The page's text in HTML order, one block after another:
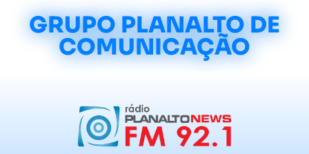
GRUPO PLANALTO DE
COMUNICAÇÃO